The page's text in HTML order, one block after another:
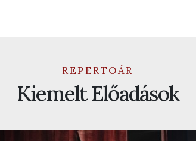
REPERTOÁR
Kiemelt Előadások